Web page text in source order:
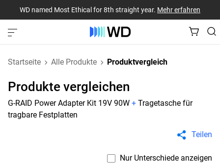
WD named Most Ethical for 8th straight year. Mehr erfahren
Startseite Alle Produkte Produktvergleich
Produkte vergleichen
G-RAID Power Adapter Kit 19V 90W + Tragetasche für
tragbare Festplatten
Teilen
Nur Unterschiede anzeigen